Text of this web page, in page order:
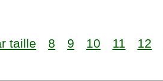
taille 8 9 10 11 12